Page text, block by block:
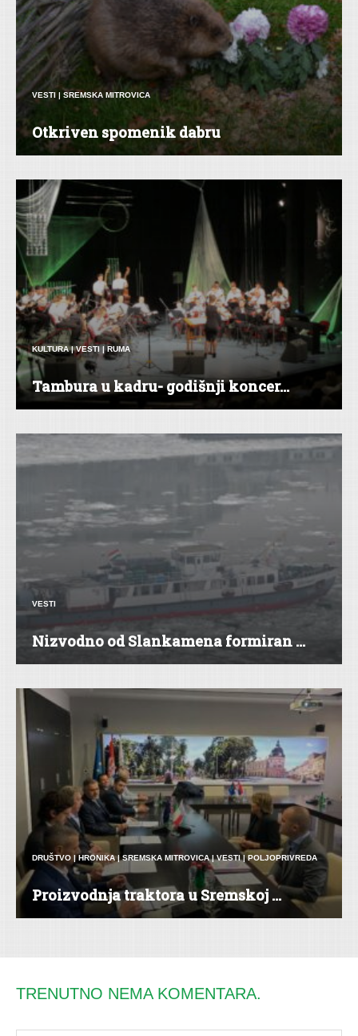
VESTI | SREMSKA MITROVICA
Otkriven spomenik dabru
KULTURA|VESTI |RUMA
Tambura u kadru- godišnji koncer...
VESTI
Nizvodno od Slankamena formiran ...
DRUŠTVO |HRONIKA|SREMSKA MITROVICA|VESTI|POLJOPRIVREDA
Proizvodnja traktora u Sremskoj ...
TRENUTNO NEMA KOMENTARA.